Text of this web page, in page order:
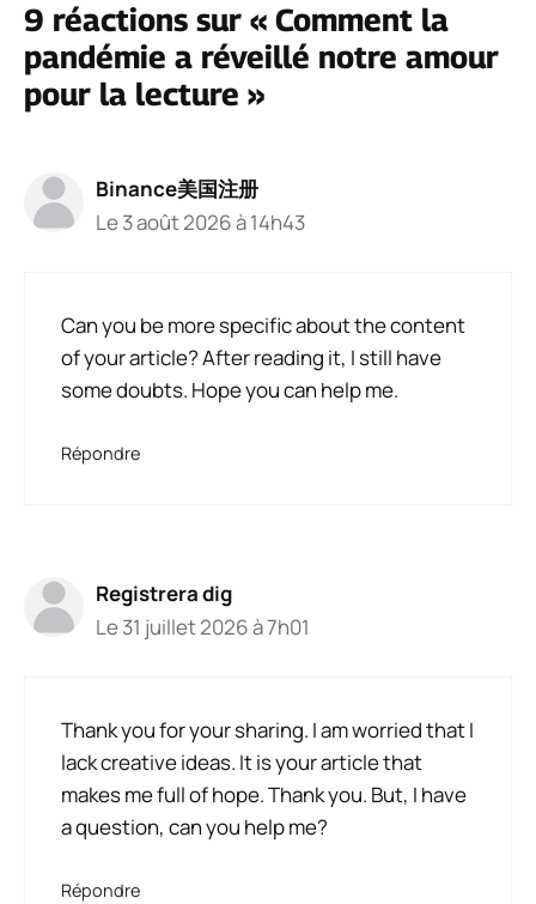
9 réactions sur « Comment la
pandémie a réveillé notre amour
pour la lecture »
Binance美国注册
Le 3 août 2026 à 14h43
Can you be more specific about the content
of your article? After reading it, I still have
some doubts. Hope you can help me.
Répondre
Registrera dig
Le 31 juillet 2026 à 7h01
Thank you for your sharing. I am worried that I
lack creative ideas. It is your article that
makes me full of hope. Thank you. But, I have
a question, can you help me?
Répondre